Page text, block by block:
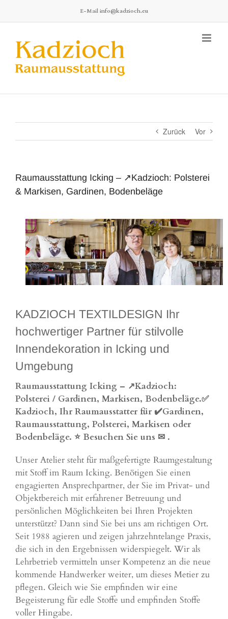
springen
E-Mail info@kadzioch.eu
Zurück Vor
Raumausstattung Icking – ↗️Kadzioch: Polsterei
& Markisen, Gardinen, Bodenbeläge
KADZIOCH TEXTILDESIGN Ihr
hochwertiger Partner für stilvolle
Innendekoration in Icking und
Umgebung
Raumausstattung Icking – ↗️Kadzioch:
Polsterei / Gardinen, Markisen, Bodenbeläge.✅
Kadzioch, Ihr Raumausstatter für ✔️Gardinen,
Raumausstattung, Polsterei, Markisen oder
Bodenbeläge. ⭐ Besuchen Sie uns ✉ .
Unser Atelier steht für maßgefertigte Raumgestaltung
mit Stoff im Raum Icking. Benötigen Sie einen
engagierten Ansprechpartner, der Sie im Privat- und
Objektbereich mit erfahrener Betreuung und
persönlichen Möglichkeiten bei Ihren Projekten
unterstützt? Dann sind Sie bei uns am richtigen Ort.
Seit 1988 agieren und zeigen jahrzehntelange Praxis,
die sich in den Ergebnissen widerspiegelt. Wir als
Lehrbetrieb vermitteln unser Kompetenz an die neue
kommende Handwerker weiter, um dieses Metier zu
pflegen. Gleich wie Sie empfinden wir eine
Begeisterung für edle Stoffe und empfinden Stoffe
voller Hingabe.